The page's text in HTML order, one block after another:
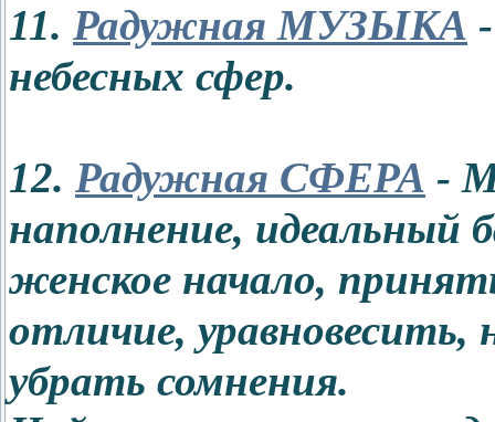
11. Радужная МУЗЫКА
небесных сфер.
12. Радужная СФЕРА -
наполнение, идеальный
женское начало,
отличие,
убрать сомнения.